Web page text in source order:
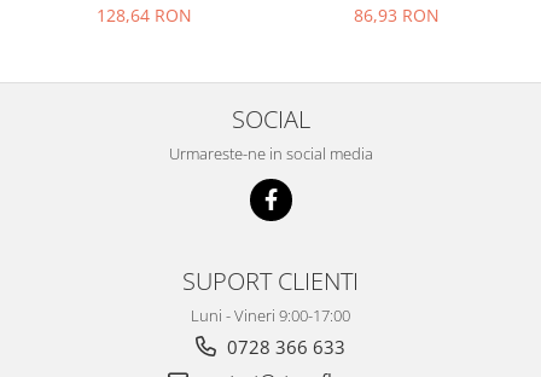
128,64 RON
86,93 RON
SOCIAL
Urmareste-ne in social media
SUPORT CLIENTI
Luni - Vineri 9:00-17:00
0728 366 633